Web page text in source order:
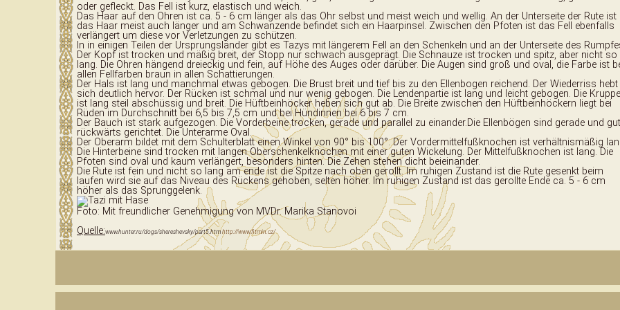
oder gefleckt. Das Fell ist kurz, elastisch und weich.
Das Haar auf den Ohren ist ca. 5 - 6 cm länger als das Ohr selbst und meist weich und wellig. An der Unterseite der Rute ist
das Haar meist auch länger und am Schwanzende befindet sich ein Haarpinsel. Zwischen den Pfoten ist das Fell ebenfalls
verlängert um diese vor Verletzungen zu schützen.
In in einigen Teilen der Ursprungsländer gibt es Tazys mit längerem Fell an den Schenkeln und an der Unterseite des
Der Kopf ist trocken und mäßig breit, der Stopp nur schwach ausgeprägt. Die Schnauze ist trocken und spitz, aber nicht so
lang. Die Ohren hängend dreieckig und fein, auf Höhe des Auges oder darüber. Die Augen sind groß und oval, die Farbe ist
allen Fellfarben braun in allen Schattierungen.
Der Hals ist lang und manchmal etwas gebogen. Die Brust breit und tief bis zu den Ellenbogen reichend. Der Wiederriss hebt
sich deutlich hervor. Der Rücken ist schmal und nur wenig gebogen. Die Lendenpartie ist lang und leicht gebogen. Die Kruppe
ist lang steil abschüssig und breit. Die Hüftbeinhöcker heben sich gut ab. Die Breite zwischen den Hüftbeinhöckern liegt bei
Rüden im Durchschnitt bei 6,5 bis 7,5 cm und bei Hündinnen bei 6 bis 7 cm.
Der Bauch ist stark aufgezogen. Die Vorderbeine trocken, gerade und parallel zu einander.Die Ellenbögen sind gerade und gut
rückwärts gerichtet. Die Unterarme Oval.
Der Oberarm bildet mit dem Schulterblatt einen Winkel von 90° bis 100°. Der Vordermittelfußknochen ist verhältnismäßig
Die Hinterbeine sind trocken mit langen Oberschenkelknochen mit einer guten Wickelung. Der Mittelfußknochen ist lang. Die
Pfoten sind oval und kaum verlängert, besonders hinten. Die Zehen stehen dicht beieinander.
Die Rute ist fein und nicht so lang am ende ist die Spitze nach oben gerollt. Im ruhigen Zustand ist die Rute gesenkt beim
laufen wird sie auf das Niveau des Rückens gehoben, selten höher. Im ruhigen Zustand ist das gerollte Ende ca. 5 - 6 cm
höher als das Sprunggelenk.
Foto: Mit freundlicher Genehmigung von MVDr. Marika Stanovoi
Quelle:www.hunter.ru/dogs/shereshevsky/part5.htmhttp://www.fitmin.cz/